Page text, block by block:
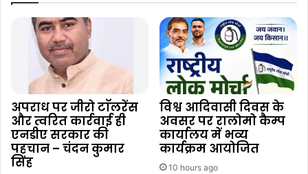
अपराध पर जीरो टाॅलरेंस
और त्वरित कार्रवाई ही
एनडीए सरकार की
पहचान – चंदन कुमार
सिंह
विश्व आदिवासी दिवस के
अवसर पर रालोमो कैम्प
कार्यालय में भव्य
कार्यक्रम आयोजित
10 hours ago